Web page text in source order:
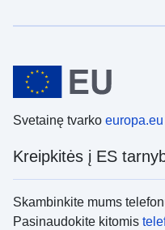
Svetainę tvarko europa.eu
Kreipkitės į ES
Skambinkite mums
Pasinaudokite kitomis